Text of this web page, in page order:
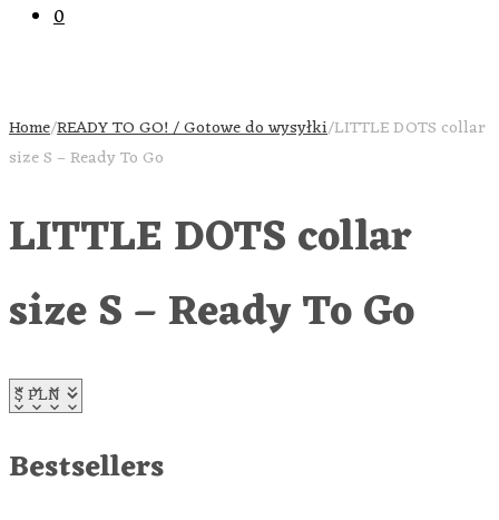
0
Home/READY TO GO! / Gotowe do wysyłki/LITTLE DOTS collar
size S – Ready To Go
LITTLE DOTS collar
size S – Ready To Go
Bestsellers